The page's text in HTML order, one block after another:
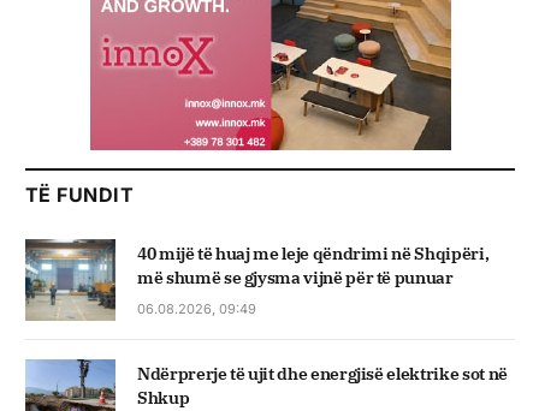
TË FUNDIT
40 mijë të huaj me leje qëndrimi në Shqipëri,
më shumë se gjysma vijnë për të punuar
06.08.2026, 09:49
Ndërprerje të ujit dhe energjisë elektrike sot në
Shkup